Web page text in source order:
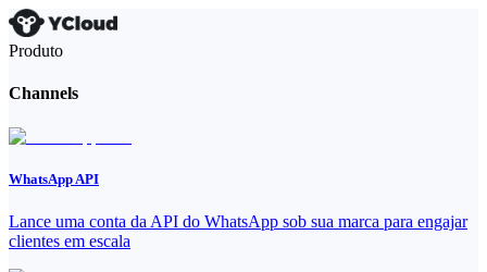
Produto
Channels
WhatsApp API
Lance uma conta da API do WhatsApp sob sua marca para engajar
clientes em escala